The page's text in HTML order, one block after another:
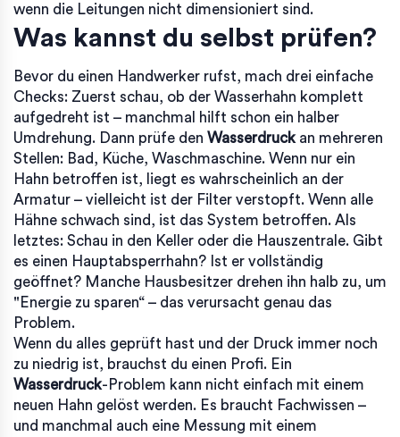
wenn die Leitungen nicht dimensioniert sind.
Was kannst du selbst prüfen?
Bevor du einen Handwerker rufst, mach drei einfache
Checks: Zuerst schau, ob der Wasserhahn komplett
aufgedreht ist – manchmal hilft schon ein halber
Umdrehung. Dann prüfe den Wasserdruckan mehreren
Stellen: Bad, Küche, Waschmaschine. Wenn nur ein
Hahn betroffen ist, liegt es wahrscheinlich an der
Armatur – vielleicht ist der Filter verstopft. Wenn alle
Hähne schwach sind, ist das System betroffen. Als
letztes: Schau in den Keller oder die Hauszentrale. Gibt
es einen Hauptabsperrhahn? Ist er vollständig
geöffnet? Manche Hausbesitzer drehen ihn halb zu, um
"Energie zu sparen“ – das verursacht genau das
Problem.
Wenn du alles geprüft hast und der Druck immer noch
zu niedrig ist, brauchst du einen Profi. Ein
Wasserdruck-Problem kann nicht einfach mit einem
neuen Hahn gelöst werden. Es braucht Fachwissen –
und manchmal auch eine Messung mit einem